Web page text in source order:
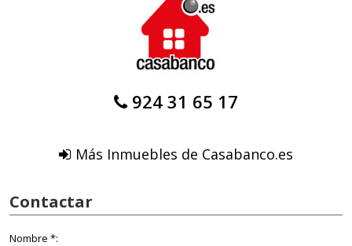
924 31 65 17
Más Inmuebles de Casabanco.es
Contactar
Nombre *: